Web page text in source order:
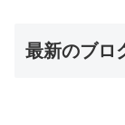
最新のブロ